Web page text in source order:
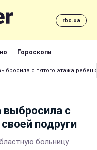
rbc.ua
Гороскопи
с пятого этажа
с
подруги
больницу